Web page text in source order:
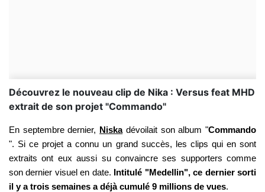
Découvrez le nouveau clip de Nika : Versus feat MHD
extrait de son projet "Commando"
En septembre dernier, Niskadévoilait son album "Commando
". Si ce projet a connu un grand succès, les clips qui en sont
extraits ont eux aussi su convaincre ses supporters comme
son dernier visuel en date.
Intitulé "Medellin", ce dernier sorti
il y a trois semaines a déjà cumulé 9 millions de vues.